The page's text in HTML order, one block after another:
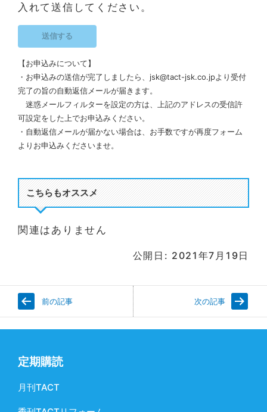
入れて送信してください。
【お申込みについて】
・お申込みの送信が完了しましたら、jsk@tact-jsk.co.jpより受付
完了の旨の自動返信メールが届きます。
迷惑メールフィルターを設定の方は、上記のアドレスの受信許
可設定をした上でお申込みください。
・自動返信メールが届かない場合は、お手数ですが再度フォーム
よりお申込みくださいませ。
こちらもオススメ
関連はありません
公開日: 2021年7月19日
前の記事 次の記事
定期購読
月刊TACT